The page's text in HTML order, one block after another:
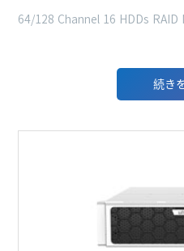
64/128 Channel 16 HDDs RAID
続き